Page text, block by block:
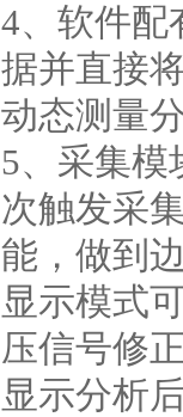
4、软件配
据并直接
动态测量
5、采集模
次触发采
能，做到
显示模式
压信号修
显示分析